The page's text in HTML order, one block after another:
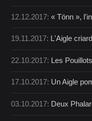
12.12.2017:« Tönn »,
19.11.2017: L'Aigle
22.10.2017: Les
17.10.2017: Un Aigle
03.10.2017: Deux